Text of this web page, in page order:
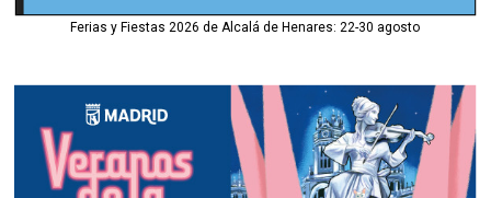
Ferias y Fiestas 2026 de Alcalá de Henares: 22-30 agosto